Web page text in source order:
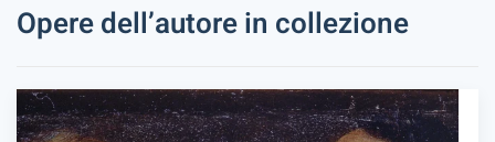
Opere dell’autore in collezione